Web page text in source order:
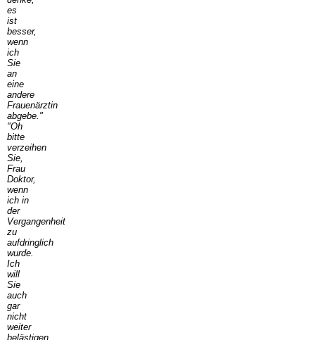
es
ist
besser,
wenn
ich
Sie
an
eine
andere
Frauenärztin
abgebe."
"Oh
bitte
verzeihen
Sie,
Frau
Doktor,
wenn
ich in
der
Vergangenheit
zu
aufdringlich
wurde.
Ich
will
Sie
auch
gar
nicht
weiter
belästigen,